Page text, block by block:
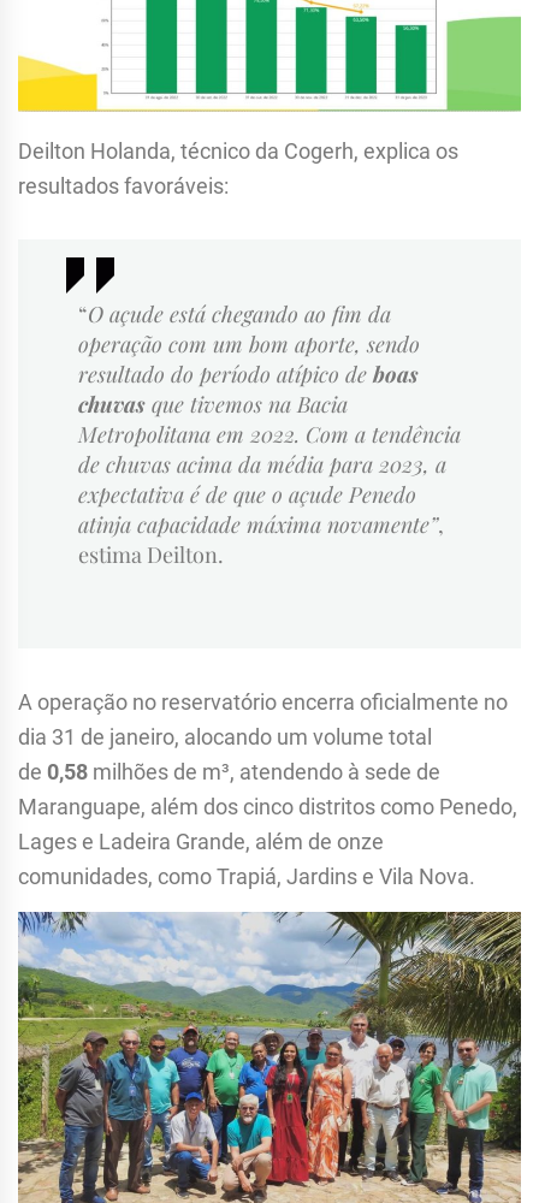
Deilton Holanda, técnico da Cogerh, explica os
resultados favoráveis:
“O açude está chegando ao fim da
operação com um bom aporte, sendo
resultado do período atípico de boas
chuvas que tivemos na Bacia
Metropolitana em 2022. Com a tendência
de chuvas acima da média para 2023, a
expectativa é de que o açude Penedo
atinja capacidade máxima novamente”,
estima Deilton.
A operação no reservatório encerra oficialmente no
dia 31 de janeiro, alocando um volume total
de 0,58 milhões de m³, atendendo à sede de
Maranguape, além dos cinco distritos como Penedo,
Lages e Ladeira Grande, além de onze
comunidades, como Trapiá, Jardins e Vila Nova.